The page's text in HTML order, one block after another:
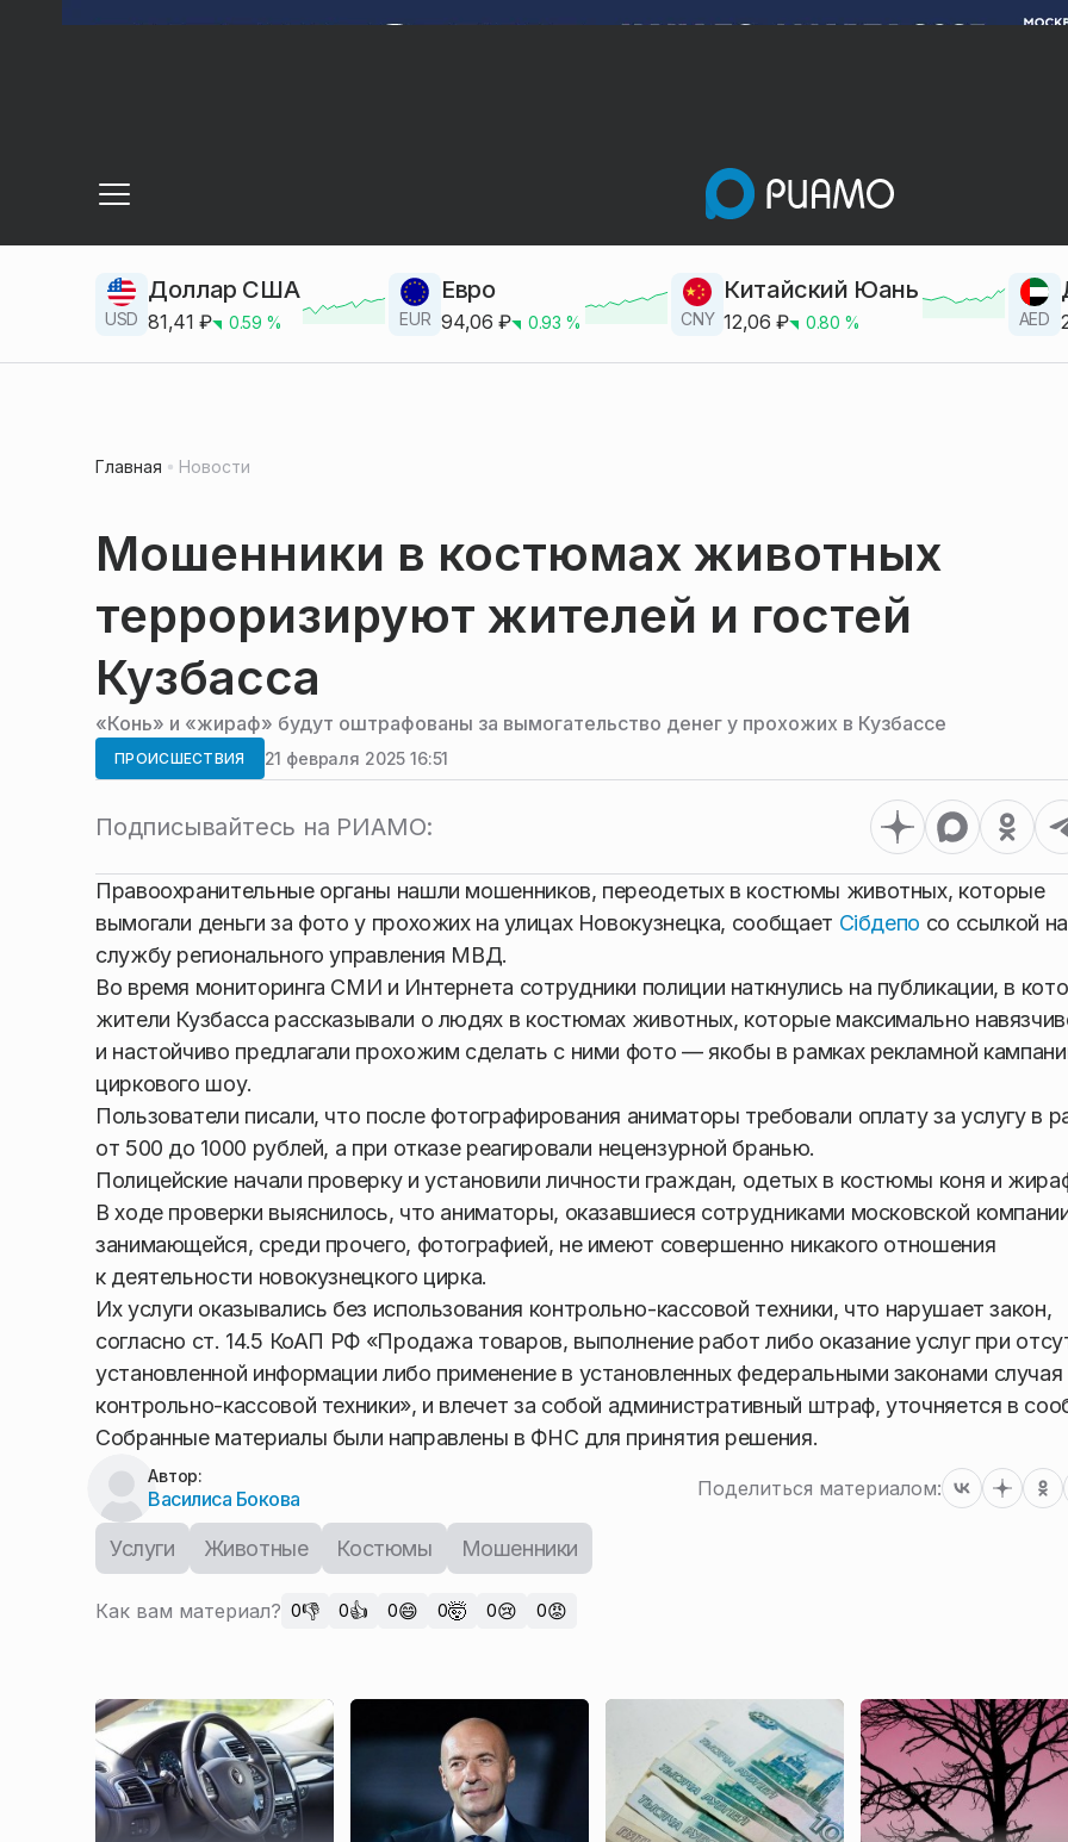
USD
Доллар США
81,41 ₽ 0.59 % EUR
Евро
94,06 ₽ 0.93 % CNY
Китайский Юань
12,06 ₽ 0.80 % AED
Главная Новости
Мошенники в костюмах животных
терроризируют жителей и гостей
Кузбасса
«Конь» и «жираф» будут оштрафованы за вымогательство денег у прохожих в Кузбассе
ПРОИСШЕСТВИЯ 21 февраля 2025 16:51
Подписывайтесь на РИАМО:
Правоохранительные органы нашли мошенников, переодетых в костюмы животных, которые
вымогали деньги за фото у прохожих на улицах Новокузнецка, сообщает Сiбдепо со ссылкой
службу регионального управления МВД.
Во время мониторинга СМИ и Интернета сотрудники полиции наткнулись на публикации, в
жители Кузбасса рассказывали о людях в костюмах животных, которые максимально
и настойчиво предлагали прохожим сделать с ними фото — якобы в рамках рекламной
циркового шоу.
Пользователи писали, что после фотографирования аниматоры требовали оплату за услугу в
от 500 до 1000 рублей, а при отказе реагировали нецензурной бранью.
Полицейские начали проверку и установили личности граждан, одетых в костюмы коня и
В ходе проверки выяснилось, что аниматоры, оказавшиеся сотрудниками московской
занимающейся, среди прочего, фотографией, не имеют совершенно никакого отношения
к деятельности новокузнецкого цирка.
Их услуги оказывались без использования контрольно-кассовой техники, что нарушает закон,
согласно ст. 14.5 КоАП РФ «Продажа товаров, выполнение работ либо оказание услуг при
установленной информации либо применение в установленных федеральными законами случая
контрольно-кассовой техники», и влечет за собой административный штраф, уточняется в
Собранные материалы были направлены в ФНС для принятия решения.
Автор:
Василиса Бокова Поделиться материалом:
Услуги Животные Костюмы Мошенники
Как вам материал? 0👎 0👍 0😄 0🤯 0😢 0😡